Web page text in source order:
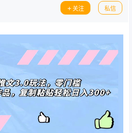
关注 私信